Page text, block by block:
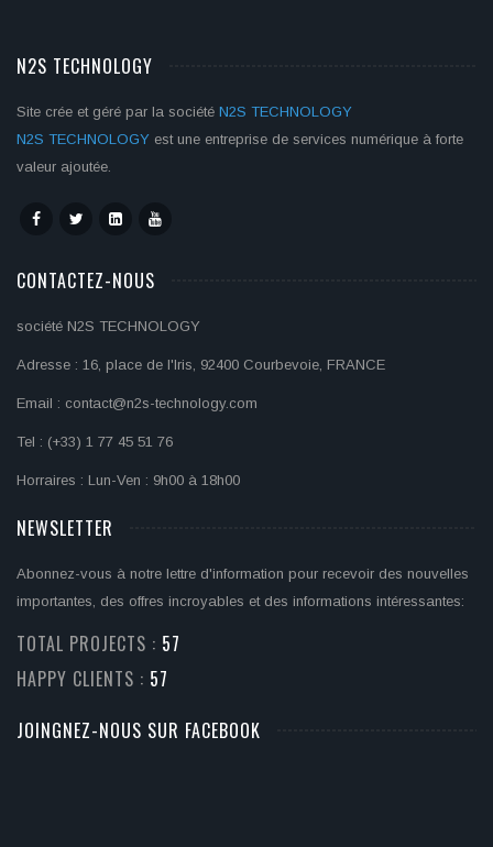
N2S TECHNOLOGY
Site crée et géré par la société N2S TECHNOLOGY
N2S TECHNOLOGY est une entreprise de services numérique à forte
valeur ajoutée.
CONTACTEZ-NOUS
société N2S TECHNOLOGY
Adresse : 16, place de l'Iris, 92400 Courbevoie, FRANCE
Email : contact@n2s-technology.com
Tel : (+33) 1 77 45 51 76
Horraires : Lun-Ven : 9h00 à 18h00
NEWSLETTER
Abonnez-vous à notre lettre d'information pour recevoir des nouvelles
importantes, des offres incroyables et des informations intéressantes:
TOTAL PROJECTS : 60
HAPPY CLIENTS : 60
JOINGNEZ-NOUS SUR FACEBOOK